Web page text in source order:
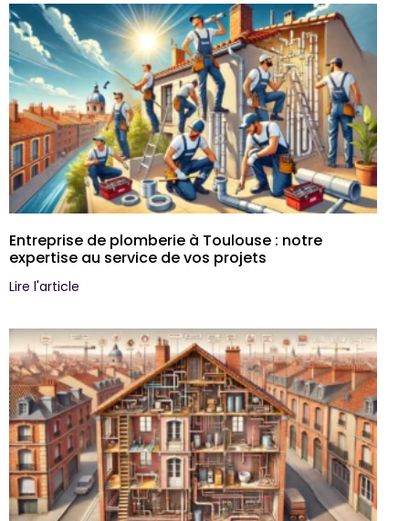
Entreprise de plomberie à Toulouse : notre
expertise au service de vos projets
Lire l'article